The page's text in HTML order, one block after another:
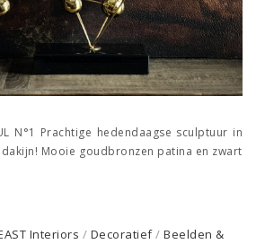
N°1 Prachtige hedendaagse sculptuur in
Mooie goudbronzen patina en zwart
Interiors / Decoratief/ Beelden &